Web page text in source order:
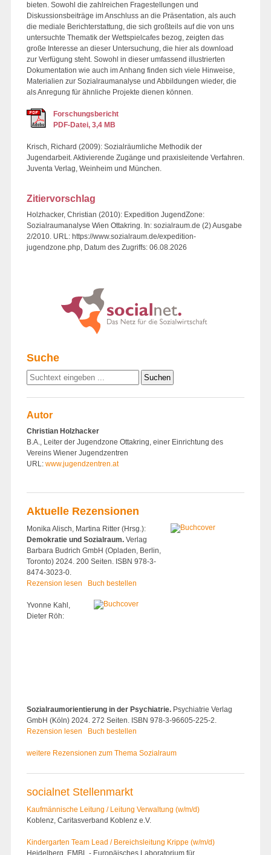
bieten. Sowohl die zahlreichen Fragestellungen und
Diskussionsbeiträge im Anschluss an die Präsentation, als auch
die mediale Berichterstattung, die sich großteils auf die von uns
untersuchte Thematik der Wettspielcafes bezog, zeigten das
große Interesse an dieser Untersuchung, die hier als download
zur Verfügung steht. Sowohl in dieser umfassend illustrierten
Dokumentation wie auch im Anhang finden sich viele Hinweise,
Materialien zur Sozialraumanalyse und Abbildungen wieder, die
als Anregung für ähnliche Projekte dienen können.
Forschungsbericht
PDF-Datei, 3,4 MB
Krisch, Richard (2009): Sozialräumliche Methodik der
Jugendarbeit. Aktivierende Zugänge und praxisleitende Verfahren.
Juventa Verlag, Weinheim und München.
Zitiervorschlag
Holzhacker, Christian (2010): Expedition JugendZone:
Sozialraumanalyse Wien Ottakring. In: sozialraum.de (2) Ausgabe
2/2010. URL: https://www.sozialraum.de/expedition-
jugendzone.php, Datum des Zugriffs: 06.08.2026
Suche
Autor
Christian Holzhacker
B.A., Leiter der Jugendzone Ottakring, einer Einrichtung des
Vereins Wiener Jugendzentren
URL: www.jugendzentren.at
Aktuelle Rezensionen
Monika Alisch, Martina Ritter (Hrsg.):
Demokratie und Sozialraum. Verlag
Barbara Budrich GmbH (Opladen, Berlin,
Toronto) 2024. 200 Seiten. ISBN 978-3-
8474-3023-0.
Rezension lesen
Buch bestellen
Yvonne Kahl,
Dieter Röh:
Sozialraumorientierung in der Psychiatrie. Psychiatrie Verlag
GmbH (Köln) 2024. 272 Seiten. ISBN 978-3-96605-225-2.
Rezension lesen
Buch bestellen
weitere Rezensionen zum Thema Sozialraum
socialnet Stellenmarkt
Kaufmännische Leitung / Leitung Verwaltung (w/m/d)
Koblenz, Caritasverband Koblenz e.V.
Kindergarten Team Lead / Bereichsleitung Krippe (w/m/d)
Heidelberg, EMBL - Europäisches Laboratorium für